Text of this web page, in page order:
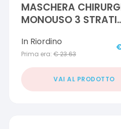
MASCHERA
MONOUSO 3 STRATI
ELASTICI
PEZZI
In Riordino
Prima era: €23.63
VAI AL PRODOTTO